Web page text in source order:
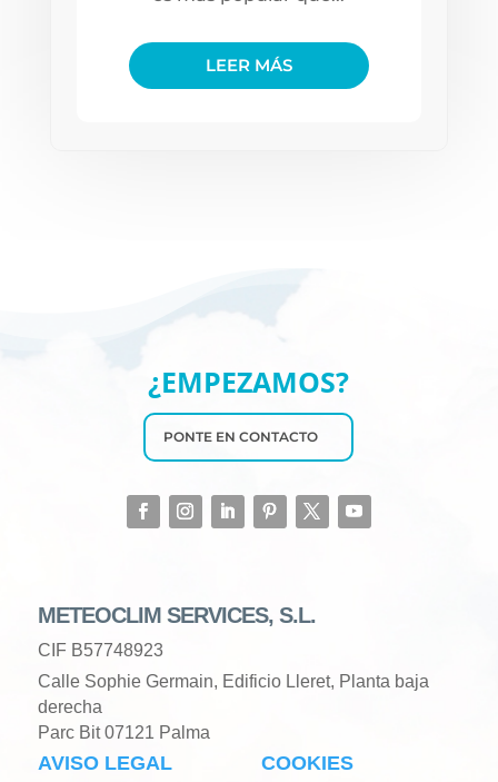
LEER MÁS
¿EMPEZAMOS?
PONTE EN CONTACTO
METEOCLIM SERVICES, S.L.
CIF B57748923
Calle Sophie Germain, Edificio Lleret, Planta baja
derecha
Parc Bit 07121 Palma
AVISO LEGAL COOKIES